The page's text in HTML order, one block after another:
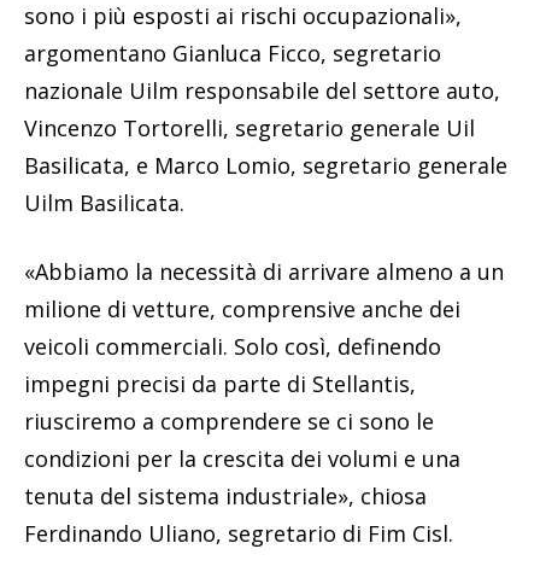
sono i più esposti ai rischi occupazionali»,
argomentano Gianluca Ficco, segretario
nazionale Uilm responsabile del settore auto,
Vincenzo Tortorelli, segretario generale Uil
Basilicata, e Marco Lomio, segretario generale
Uilm Basilicata.
«Abbiamo la necessità di arrivare almeno a un
milione di vetture, comprensive anche dei
veicoli commerciali. Solo così, definendo
impegni precisi da parte di Stellantis,
riusciremo a comprendere se ci sono le
condizioni per la crescita dei volumi e una
tenuta del sistema industriale», chiosa
Ferdinando Uliano, segretario di Fim Cisl.